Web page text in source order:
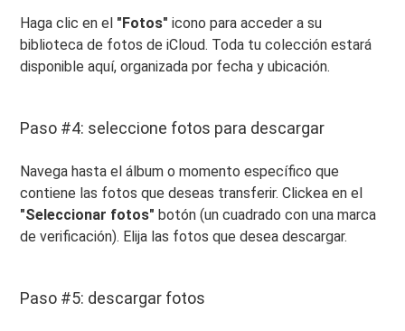
Haga clic en el "Fotos" icono para acceder a su
biblioteca de fotos de iCloud. Toda tu colección estará
disponible aquí, organizada por fecha y ubicación.
Paso #4: seleccione fotos para descargar
Navega hasta el álbum o momento específico que
contiene las fotos que deseas transferir. Clickea en el
"Seleccionar fotos" botón (un cuadrado con una marca
de verificación). Elija las fotos que desea descargar.
Paso #5: descargar fotos